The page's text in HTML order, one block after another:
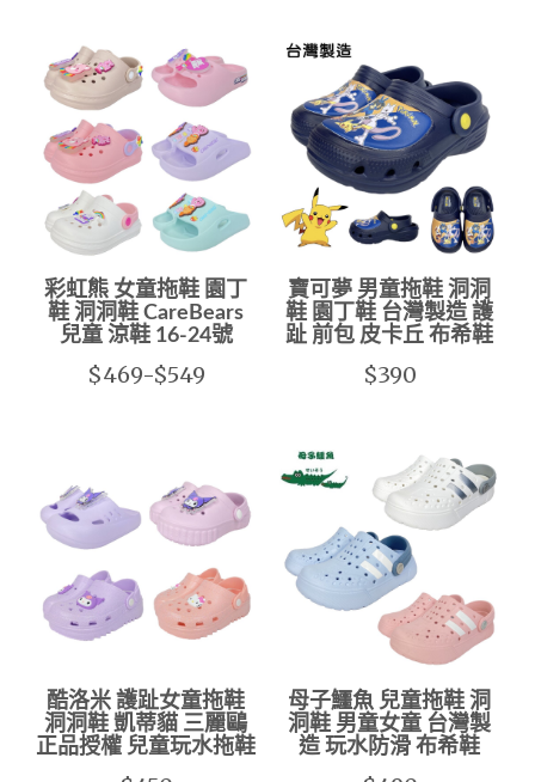
彩虹熊 女童拖鞋 園丁
鞋 洞洞鞋 CareBears
兒童 涼鞋 16-24號
$469-$549
寶可夢 男童拖鞋 洞洞
鞋 園丁鞋 台灣製造 護
趾 前包 皮卡丘 布希鞋
$390
酷洛米 護趾女童拖鞋
洞洞鞋 凱蒂貓 三麗鷗
正品授權 兒童玩水拖鞋
母子鱷魚 兒童拖鞋 洞
洞鞋 男童女童 台灣製
造 玩水防滑 布希鞋